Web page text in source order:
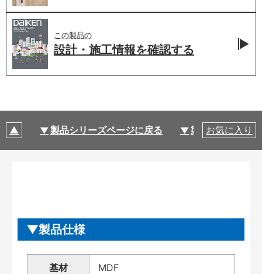
この製品の
設計・施工情報を確認する
製品シリーズページに戻る 製品仕様
お気に入り
製品仕様
基材 MDF